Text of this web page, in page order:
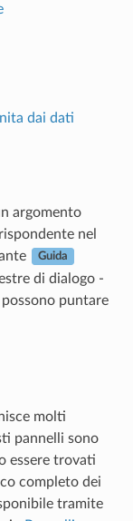
dai dati
argomento
nel
Guida
di dialogo -
puntare
molti
pannelli sono
essere trovati
completo dei
tramite